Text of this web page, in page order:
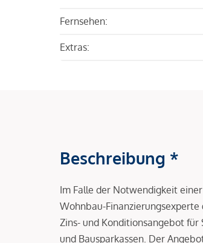
Fernsehen:
Extras:
Beschreibung *
Im Falle der Notwendigkeit
Wohnbau-
Zins- und Konditionsangebot
und Bausparkassen. Der